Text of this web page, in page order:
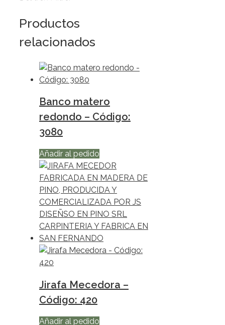
Productos
relacionados
Banco matero
redondo – Código:
3080
Añadir al pedido
Jirafa Mecedora –
Código: 420
Añadir al pedido